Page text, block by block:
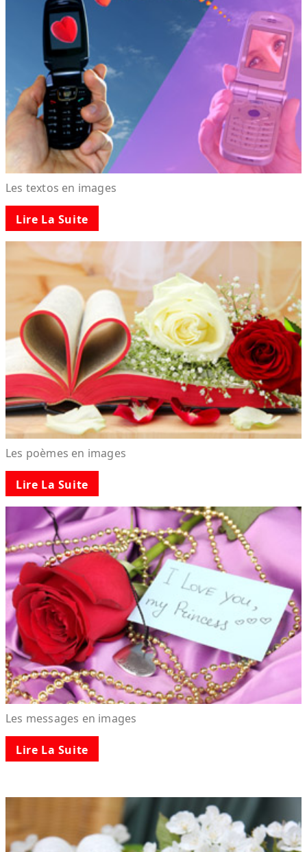
Les textos en images
Lire La Suite
Les poèmes en images
Lire La Suite
Les messages en images
Lire La Suite